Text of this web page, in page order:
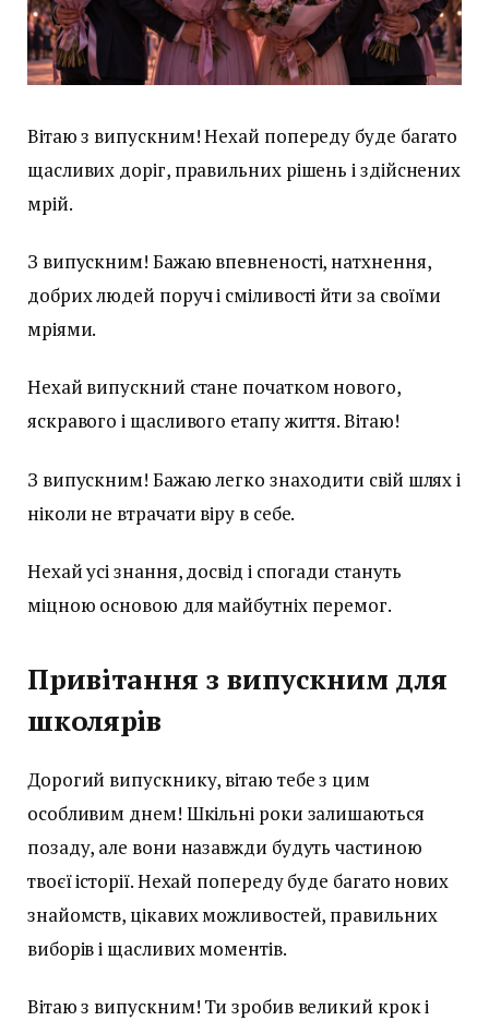
Вітаю з випускним! Нехай попереду буде багато
щасливих доріг, правильних рішень і здійснених
мрій.
З випускним! Бажаю впевненості, натхнення,
добрих людей поруч і сміливості йти за своїми
мріями.
Нехай випускний стане початком нового,
яскравого і щасливого етапу життя. Вітаю!
З випускним! Бажаю легко знаходити свій шлях і
ніколи не втрачати віру в себе.
Нехай усі знання, досвід і спогади стануть
міцною основою для майбутніх перемог.
Привітання з випускним для
школярів
Дорогий випускнику, вітаю тебе з цим
особливим днем! Шкільні роки залишаються
позаду, але вони назавжди будуть частиною
твоєї історії. Нехай попереду буде багато нових
знайомств, цікавих можливостей, правильних
виборів і щасливих моментів.
Вітаю з випускним! Ти зробив великий крок і